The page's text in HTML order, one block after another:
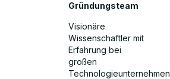
Gründungsteam
Visionäre
Wissenschaftler mit
Erfahrung bei
großen
Technologieunternehmen